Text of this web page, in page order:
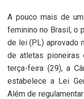
A pouco mais de
feminino no Brasil, o
de lei (PL) aprovado
de atletas pioneiras
terça-feira (29), a
estabelece a Lei
Além de